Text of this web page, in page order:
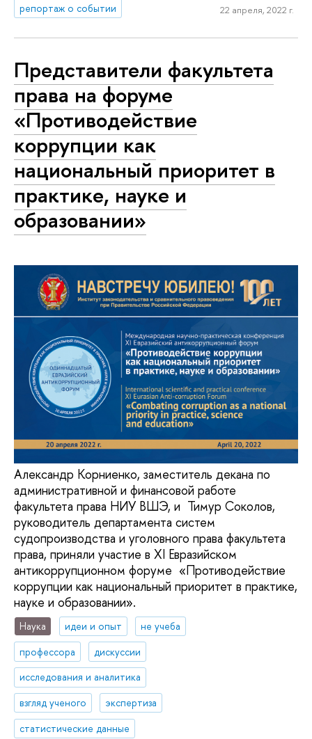
репортаж о событии
22 апреля, 2022 г.
Представители факультета
права на форуме
«Противодействие
коррупции как
национальный приоритет в
практике, науке и
образовании»
Александр Корниенко, заместитель декана по
административной и финансовой работе
факультета права НИУ ВШЭ, и Тимур Соколов,
руководитель департамента систем
судопроизводства и уголовного права факультета
права, приняли участие в XI Евразийском
антикоррупционном форуме «Противодействие
коррупции как национальный приоритет в практике,
науке и образовании».
Наука идеи и опыт
не учеба
профессора
дискуссии
исследования и аналитика
взгляд ученого
экспертиза
статистические данные